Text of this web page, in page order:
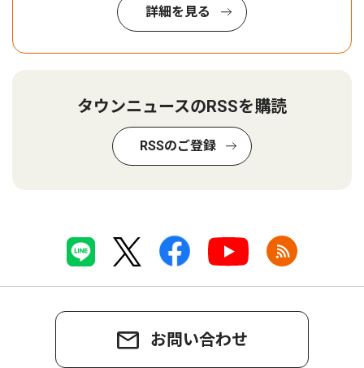
詳細を見る
タウンニュースのRSSを購読
RSSのご登録
お問い合わせ